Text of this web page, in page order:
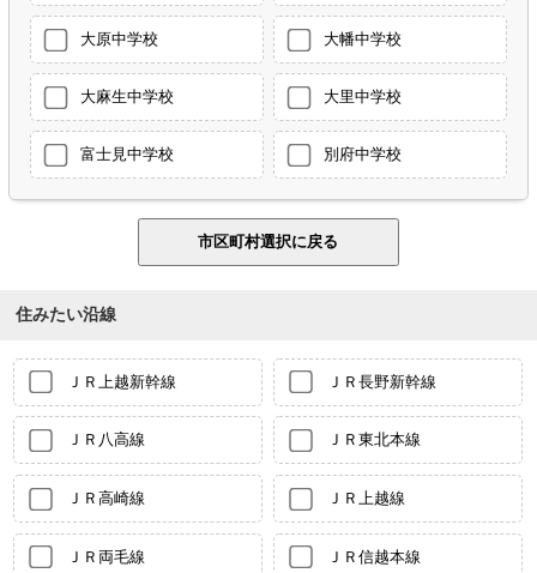
大原中学校 大幡中学校
大麻生中学校 大里中学校
富士見中学校 別府中学校
住みたい沿線
ＪＲ上越新幹線 ＪＲ長野新幹線
ＪＲ八高線 ＪＲ東北本線
ＪＲ高崎線 ＪＲ上越線
ＪＲ両毛線 ＪＲ信越本線